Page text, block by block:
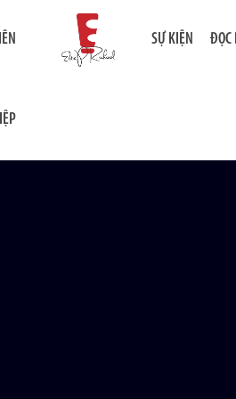
SỰ KIỆN ĐỌC